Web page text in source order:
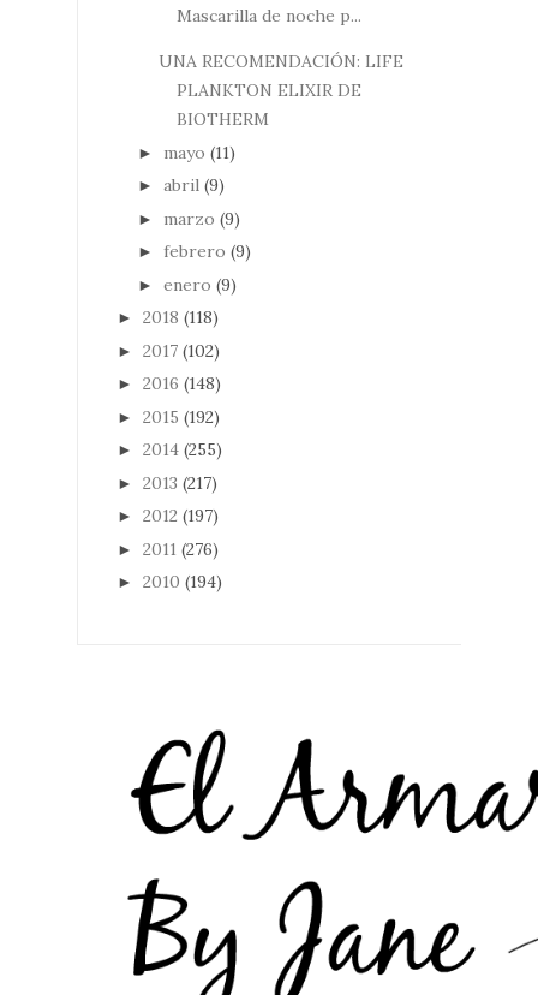
Mascarilla de noche p...
UNA RECOMENDACIÓN: LIFE
PLANKTON ELIXIR DE
BIOTHERM
► mayo (11)
► abril (9)
► marzo (9)
► febrero (9)
► enero (9)
► 2018 (118)
► 2017 (102)
► 2016 (148)
► 2015 (192)
► 2014 (255)
► 2013 (217)
► 2012 (197)
► 2011 (276)
► 2010 (194)